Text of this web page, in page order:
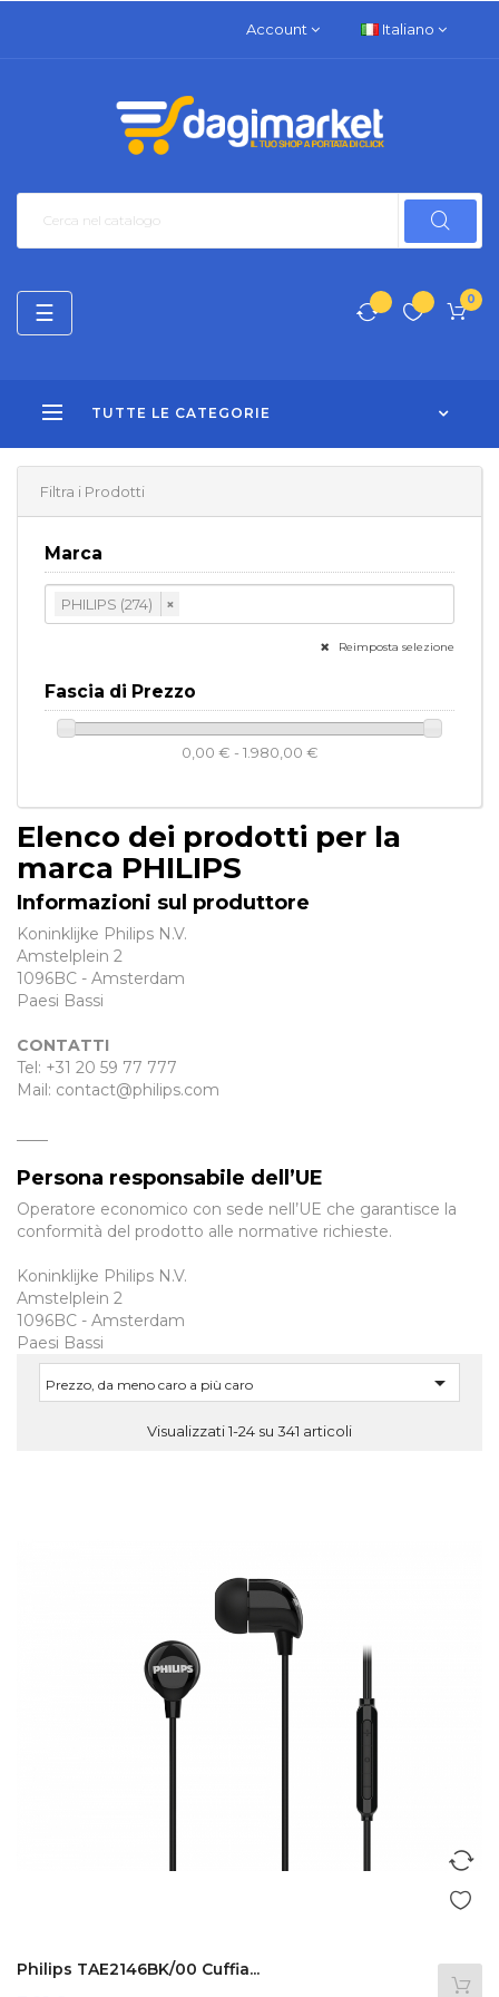
Account Italiano
0
TUTTE LE CATEGORIE
navigazione
Toggle
☰
Filtra i Prodotti
Marca
PHILIPS (274) ×
Reimposta selezione
Fascia di Prezzo
0,00 € - 1.980,00 €
Elenco dei prodotti per la
marca PHILIPS
Informazioni sul produttore
Koninklijke Philips N.V.
Amstelplein 2
1096BC - Amsterdam
Paesi Bassi
CONTATTI
Tel: +31 20 59 77 777
Mail: contact@philips.com
Persona responsabile dell’UE
Operatore economico con sede nell’UE che garantisce la
conformità del prodotto alle normative richieste.
Koninklijke Philips N.V.
Amstelplein 2
1096BC - Amsterdam
Paesi Bassi
Prezzo, da meno caro a più caro 
Visualizzati 1-24 su 341 articoli
Philips TAE2146BK/00 Cuffia...